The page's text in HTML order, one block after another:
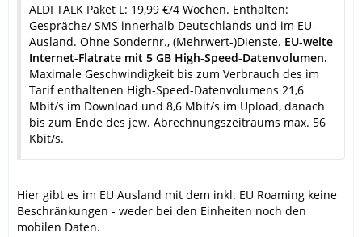
ALDI TALK Paket L: 19,99 €/4 Wochen. Enthalten:
Gespräche/ SMS innerhalb Deutschlands und im EU-
Ausland. Ohne Sondernr., (Mehrwert-)Dienste. EU-weite
Internet-Flatrate mit 5 GB High-Speed-Datenvolumen.
Maximale Geschwindigkeit bis zum Verbrauch des im
Tarif enthaltenen High-Speed-Datenvolumens 21,6
Mbit/s im Download und 8,6 Mbit/s im Upload, danach
bis zum Ende des jew. Abrechnungszeitraums max. 56
Kbit/s.
Hier gibt es im EU Ausland mit dem inkl. EU Roaming keine
Beschränkungen - weder bei den Einheiten noch den
mobilen Daten.